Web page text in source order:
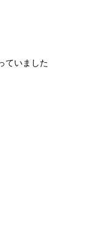
ていました